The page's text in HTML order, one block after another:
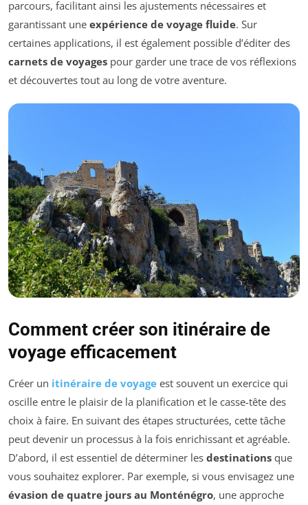
parcours, facilitant ainsi les ajustements nécessaires et
garantissant une expérience de voyage fluide. Sur
certaines applications, il est également possible d’éditer des
carnets de voyages pour garder une trace de vos réflexions
et découvertes tout au long de votre aventure.
Comment créer son itinéraire de
voyage efficacement
Créer un itinéraire de voyage est souvent un exercice qui
oscille entre le plaisir de la planification et le casse-tête des
choix à faire. En suivant des étapes structurées, cette tâche
peut devenir un processus à la fois enrichissant et agréable.
D’abord, il est essentiel de déterminer les destinations que
vous souhaitez explorer. Par exemple, si vous envisagez une
évasion de quatre jours au Monténégro, une approche